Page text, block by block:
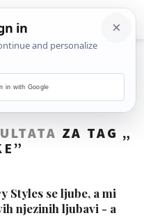
ZA TAG „
”
Styles se ljube, a mi
njezinih ljubavi - a
in with Google